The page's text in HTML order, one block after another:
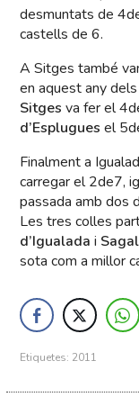
desmuntats de
castells de 6.
A Sitges també
en aquest any dels
Sitges va fer el
d’Esplugues el
Finalment a
carregar el 2de7,
passada amb dos
Les tres colles
d’Igualada i
sota com a millor
Etiquetes: 2011